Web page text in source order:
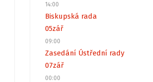
14:00
Biskupská rada
05zář
09:00
Zasedání Ústřední rady
07zář
00:00